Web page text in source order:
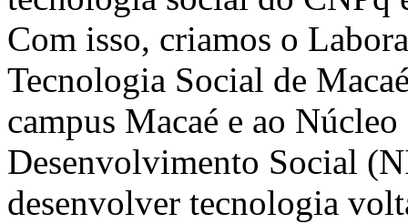
Com isso, criamos o
Tecnologia Social de
campus Macaé e ao
Desenvolvimento Social
desenvolver tecnologia